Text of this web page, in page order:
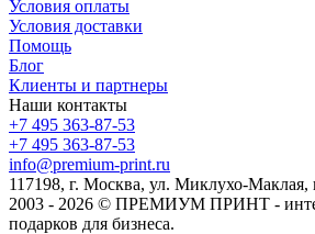
Условия оплаты
Условия доставки
Помощь
Блог
Клиенты и партнеры
Наши контакты
+7 495 363-87-53
+7 495 363-87-53
info@premium-print.ru
117198, г. Москва, ул. Миклухо-Маклая,
2003 - 2026 © ПРЕМИУМ ПРИНТ -
подарков для бизнеса.